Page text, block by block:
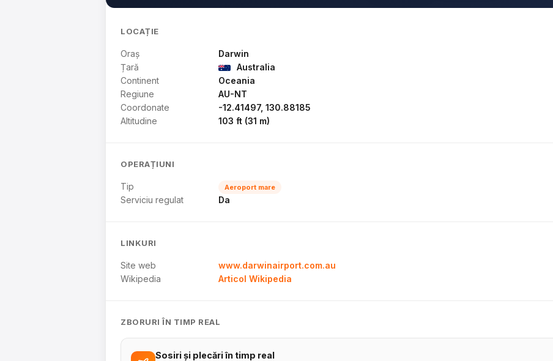
LOCAȚIE
Oraș
Darwin
Țară
Australia
Continent
Oceania
Regiune
AU-NT
Coordonate
-12.41497, 130.88185
Altitudine
103 ft (31 m)
OPERAȚIUNI
Tip Aeroport mare
Serviciu regulat Da
LINKURI
Site web
www.darwinairport.com.au
Wikipedia
Articol Wikipedia
ZBORURI ÎN TIMP REAL
Sosiri și plecări în timp real